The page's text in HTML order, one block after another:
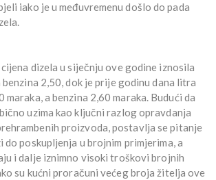
iako je u međuvremenu došlo do pada
dizela u siječnju ove godine iznosila
2,50, dok je prije godinu dana litra
a benzina 2,60 maraka. Budući da
uzima kao ključni razlog opravdanja
proizvoda, postavlja se pitanje
do poskupljenja u brojnim primjerima, a
i dalje iznimno visoki troškovi brojnih
su kućni proračuni većeg broja žitelja ove